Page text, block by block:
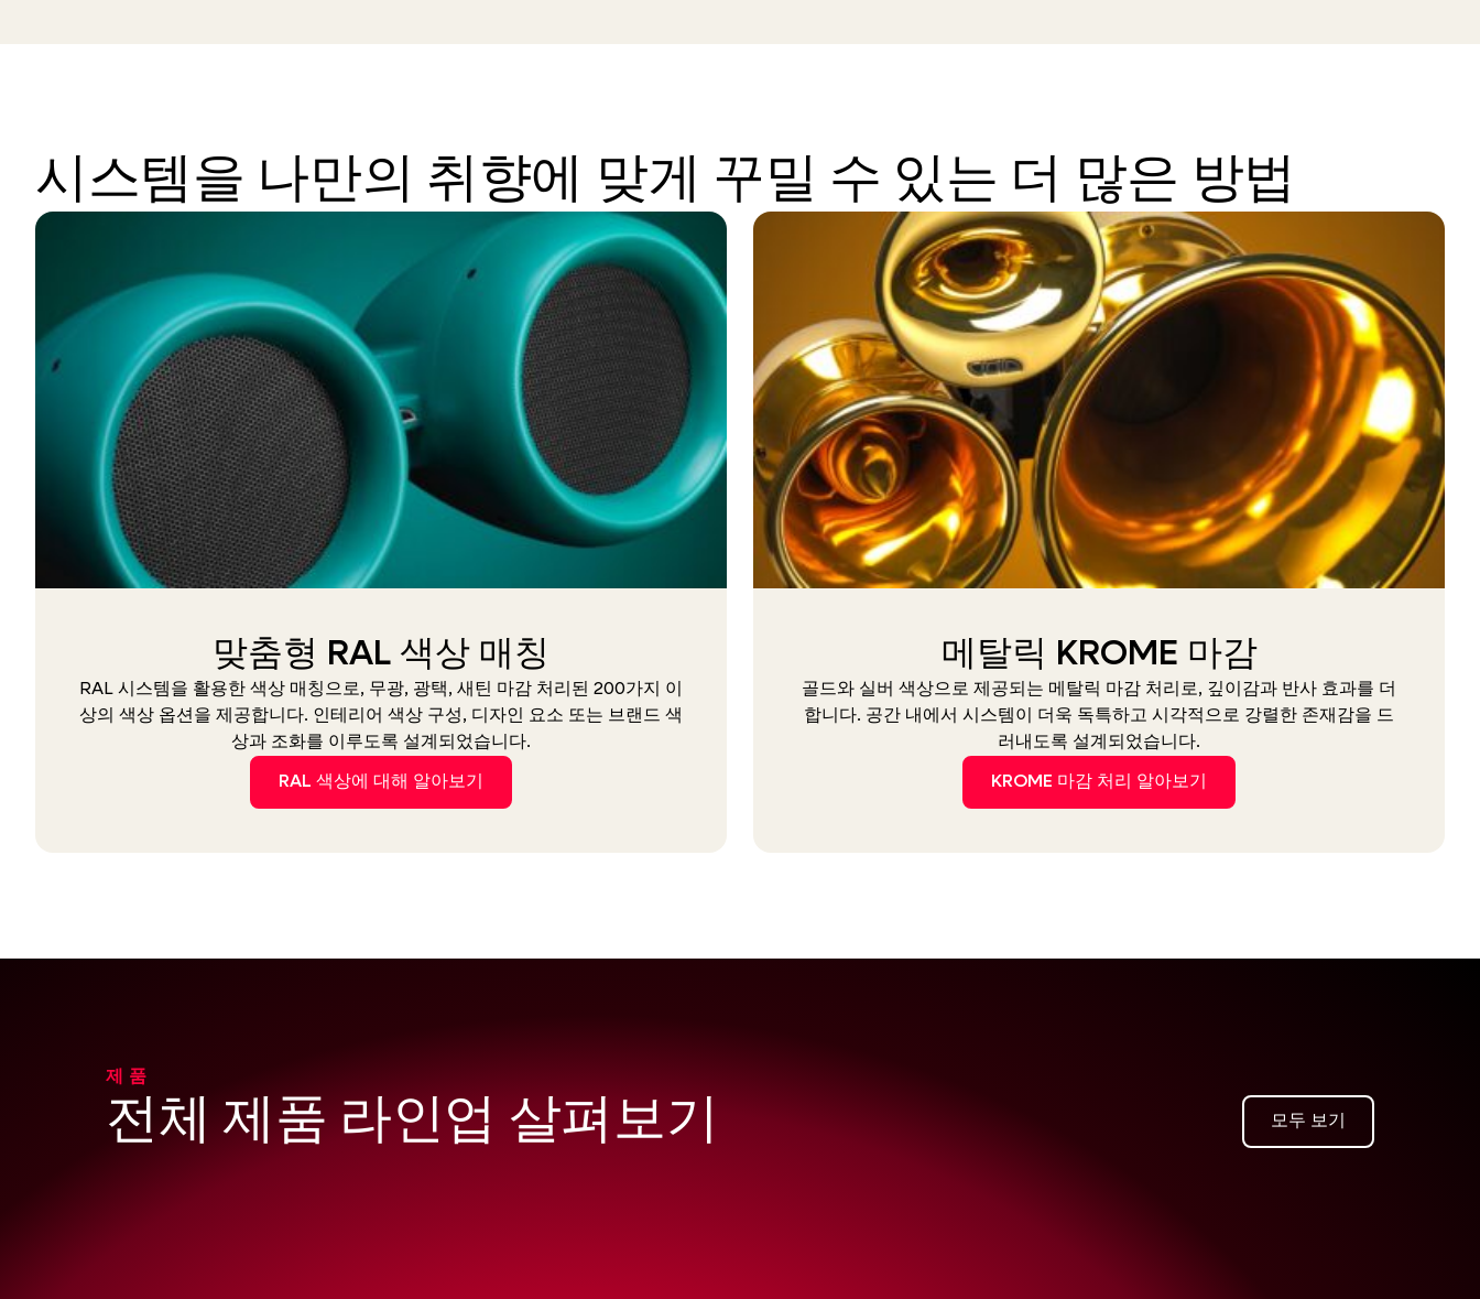
시스템을 나만의 취향에 맞게 꾸밀 수 있는 더 많은 방법
맞춤형 RAL 색상 매칭
RAL 시스템을 활용한 색상 매칭으로, 무광, 광택, 새틴 마감 처리된 200가지 이
상의 색상 옵션을 제공합니다. 인테리어 색상 구성, 디자인 요소 또는 브랜드 색
상과 조화를 이루도록 설계되었습니다.
RAL 색상에 대해 알아보기
메탈릭 KROME 마감
골드와 실버 색상으로 제공되는 메탈릭 마감 처리로, 깊이감과 반사 효과를 더
합니다. 공간 내에서 시스템이 더욱 독특하고 시각적으로 강렬한 존재감을 드
러내도록 설계되었습니다.
KROME 마감 처리 알아보기
제품
전체 제품 라인업 살펴보기 모두 보기